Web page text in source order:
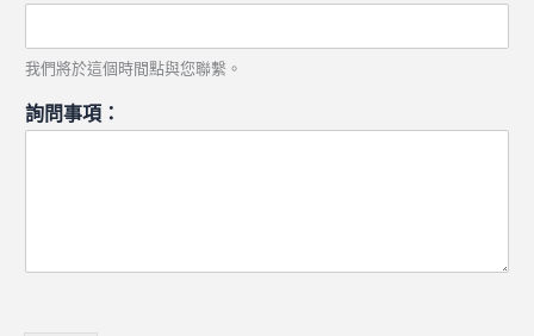
我們將於這個時間點與您聯繫。
詢問事項：